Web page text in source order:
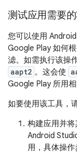
测试应用需要
您可以使用
Google Play 如何
滤。如需执行该操
aapt2 。这会使
Google Play 所用
如要使用该工具，
构建应用并
Android
用，具体操作